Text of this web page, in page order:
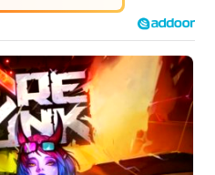
Tráiler de '33 días', la nueva serie de Atresplayer con Julián Villagrán y José Manuel Poga
Tráiler en catalán de 'Ravalear', la nueva serie de HBO Max sobre los fondos buitre